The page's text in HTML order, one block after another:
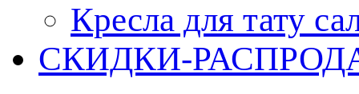
Кресла для тату
СКИДКИ-